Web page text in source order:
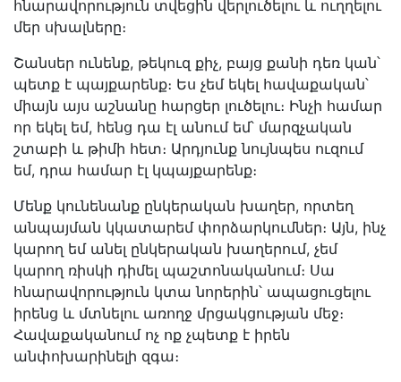
հնարավորություն տվեցին վերլուծելու և ուղղելու
մեր սխալները։
Շանսեր ունենք, թեկուզ քիչ, բայց քանի դեռ կան՝
պետք է պայքարենք։ Ես չեմ եկել հավաքական՝
միայն այս աշնանը հարցեր լուծելու։ Ինչի համար
որ եկել եմ, հենց դա էլ անում եմ՝ մարզչական
շտաբի և թիմի հետ։ Արդյունք նույնպես ուզում
եմ, դրա համար էլ կպայքարենք։
Մենք կունենանք ընկերական խաղեր, որտեղ
անպայման կկատարեմ փորձարկումներ։ Այն, ինչ
կարող եմ անել ընկերական խաղերում, չեմ
կարող ռիսկի դիմել պաշտոնականում։ Սա
հնարավորություն կտա նորերին՝ ապացուցելու
իրենց և մտնելու առողջ մրցակցության մեջ։
Հավաքականում ոչ ոք չպետք է իրեն
անփոխարինելի զգա։